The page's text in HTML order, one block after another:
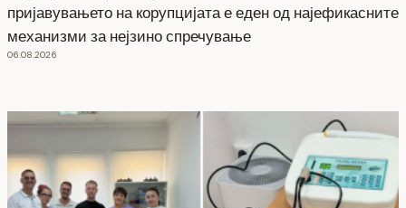
пријавувањето на корупцијата е еден од најефикасните
механизми за нејзино спречување
06.08.2026